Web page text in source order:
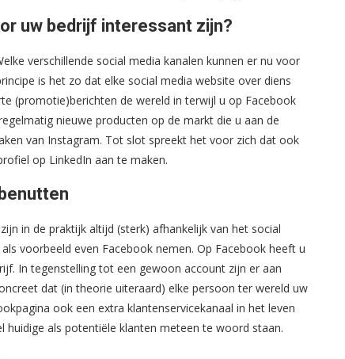
uw bedrijf interessant zijn?
verschillende social media kanalen kunnen er nu voor
is het zo dat elke social media website over diens
(promotie)berichten de wereld in terwijl u op Facebook
nieuwe producten op de markt die u aan de
van Instagram. Tot slot spreekt het voor zich dat ook
op LinkedIn aan te maken.
in de praktijk altijd (sterk) afhankelijk van het social
voorbeeld even Facebook nemen. Op Facebook heeft u
In tegenstelling tot een gewoon account zijn er aan
dat (in theorie uiteraard) elke persoon ter wereld uw
ook een extra klantenservicekanaal in het leven
als potentiële klanten meteen te woord staan.